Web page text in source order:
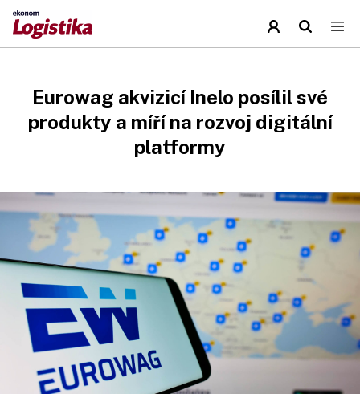
Eurowag akvizicí Inelo posílil své
produkty a míří na rozvoj digitální
platformy